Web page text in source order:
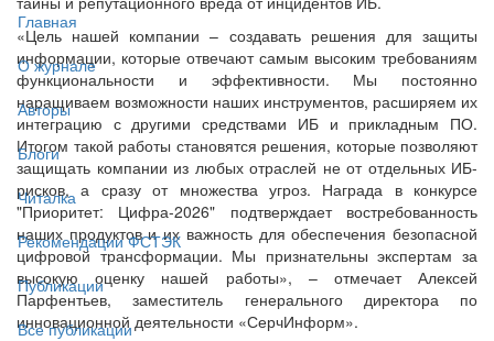
Главная
О журнале
Авторы
Блоги
Читалка
Рекомендации ФСТЭК
Публикации
Все публикации
«Цель нашей компании – создавать решения для защиты
информации, которые отвечают самым высоким требованиям
функциональности и эффективности. Мы постоянно
наращиваем возможности наших инструментов, расширяем их
интеграцию с другими средствами ИБ и прикладным ПО.
Итогом такой работы становятся решения, которые позволяют
защищать компании из любых отраслей не от отдельных ИБ-
рисков, а сразу от множества угроз. Награда в конкурсе
"Приоритет: Цифра-2026" подтверждает востребованность
наших продуктов и их важность для обеспечения безопасной
цифровой трансформации. Мы признательны экспертам за
высокую оценку нашей работы», – отмечает Алексей
Парфентьев, заместитель генерального директора по
инновационной деятельности «СерчИнформ».